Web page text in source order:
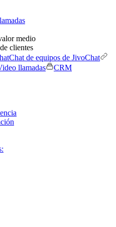
medio
clientes
Chat de equipos de JivoChat
llamadas
CRM